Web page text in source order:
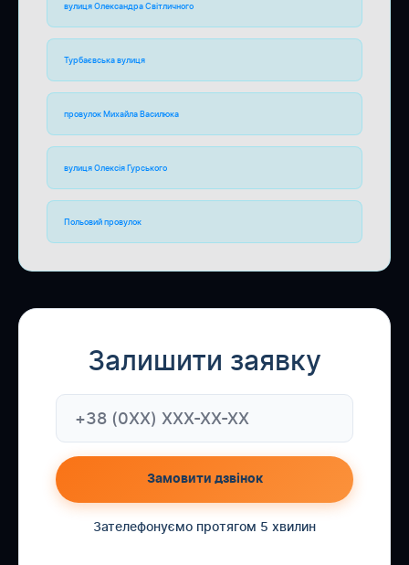
вулиця Олександра Світличного
Турбаєвська вулиця
провулок Михайла Василюка
вулиця Олексія Гурського
Польовий провулок
Залишити заявку
Замовити дзвінок
Зателефонуємо протягом 5 хвилин